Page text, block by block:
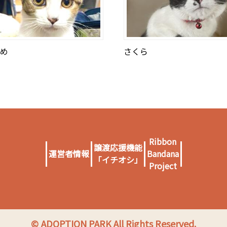
さくら
運営者情報 譲渡応援機能
「イチオシ」
Ribbon
Bandana
Project
©ADOPTION PARK All Rights Reserved.